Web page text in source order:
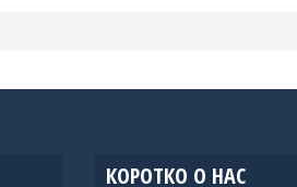
КОРОТКО О НАС